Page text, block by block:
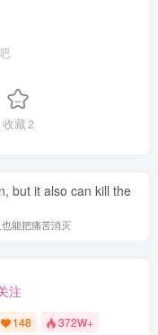
收藏2
but it also can kill the
能把痛苦消灭
注
148 372W+